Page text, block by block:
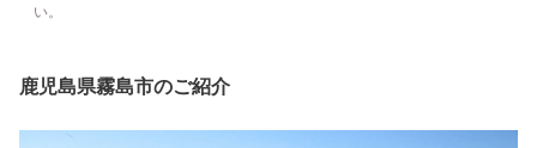
い。
鹿児島県霧島市のご紹介